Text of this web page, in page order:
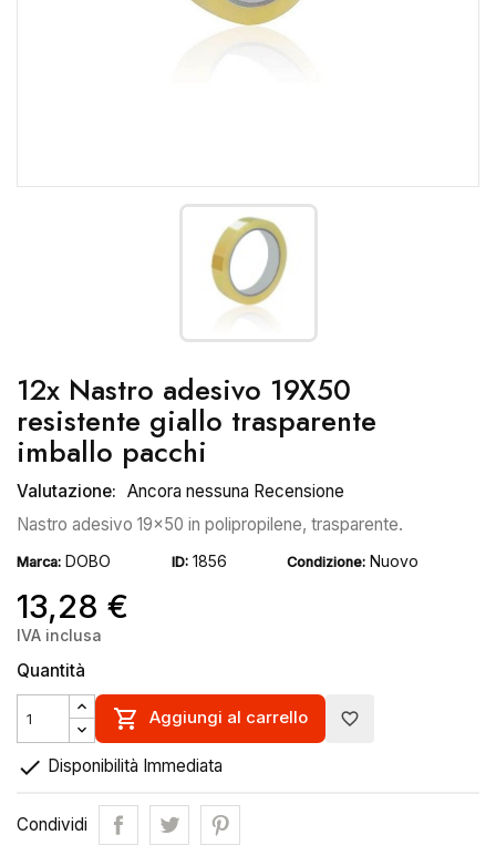
12x Nastro adesivo 19X50
resistente giallo trasparente
imballo pacchi
Valutazione: Ancora nessuna Recensione
Nastro adesivo 19x50 in polipropilene, trasparente.
Marca: DOBO ID: 1856 Condizione: Nuovo
13,28 €
IVA inclusa
Quantità
 Aggiungi al carrello favorite_border
 Disponibilità Immediata
Condividi